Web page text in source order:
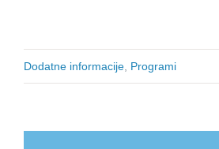
Dodatne informacije, Programi